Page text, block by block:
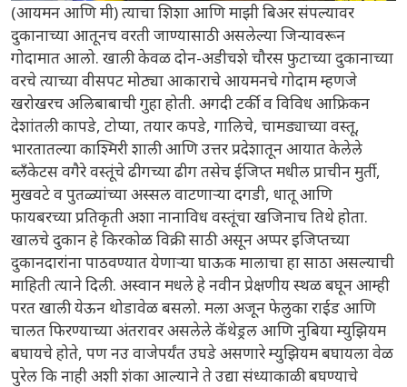
(आयमन आणि मी) त्याचा शिशा आणि माझी बिअर संपल्यावर
दुकानाच्या आतूनच वरती जाण्यासाठी असलेल्या जिन्यावरून
गोदामात आलो. खाली केवळ दोन-अडीचशे चौरस फुटाच्या दुकानाच्या
वरचे त्याच्या वीसपट मोठ्या आकाराचे आयमनचे गोदाम म्हणजे
खरोखरच अलिबाबाची गुहा होती. अगदी टर्की व विविध आफ्रिकन
देशांतली कापडे, टोप्या, तयार कपडे, गालिचे, चामड्याच्या वस्तू,
भारतातल्या काश्मिरी शाली आणि उत्तर प्रदेशातून आयात केलेले
ब्लँकेटस वगैरे वस्तूंचे ढीगच्या ढीग तसेच ईजिप्त मधील प्राचीन मुर्ती,
मुखवटे व पुतळ्यांच्या अस्सल वाटणाऱ्या दगडी, धातू आणि
फायबरच्या प्रतिकृती अशा नानाविध वस्तूंचा खजिनाच तिथे होता.
खालचे दुकान हे किरकोळ विक्री साठी असून अप्पर इजिप्तच्या
दुकानदारांना पाठवण्यात येणाऱ्या घाऊक मालाचा हा साठा असल्याची
माहिती त्याने दिली. अस्वान मधले हे नवीन प्रेक्षणीय स्थळ बघून आम्ही
परत खाली येऊन थोडावेळ बसलो. मला अजून फेलुका राईड आणि
चालत फिरण्याच्या अंतरावर असलेले कॅथेड्रल आणि नुबिया म्युझियम
बघायचे होते, पण नउ वाजेपर्यंत उघडे असणारे म्युझियम बघायला वेळ
पुरेल कि नाही अशी शंका आल्याने ते उद्या संध्याकाळी बघण्याचे